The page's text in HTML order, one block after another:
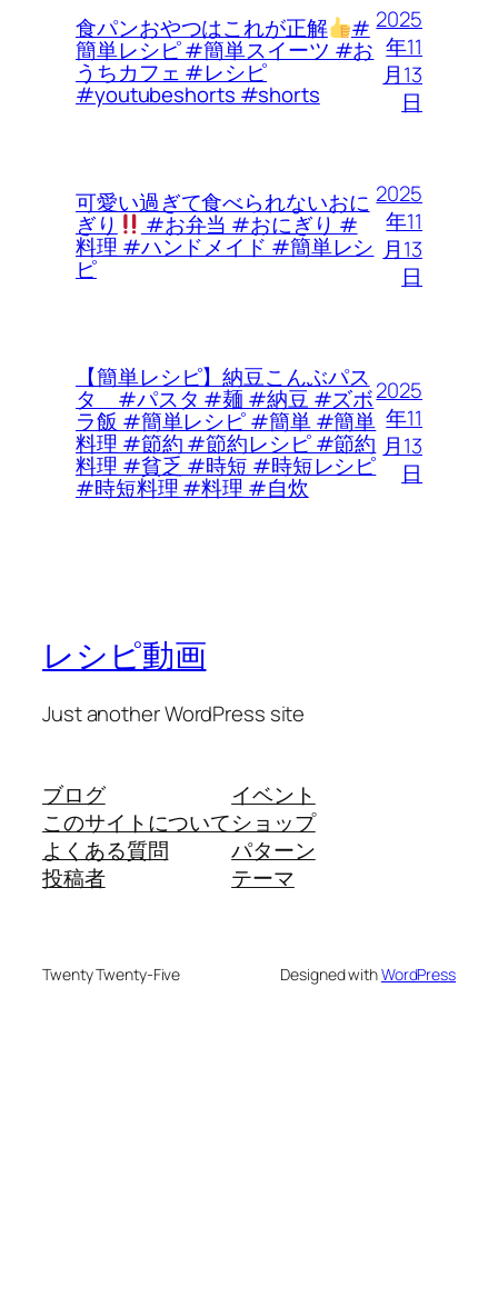
食パンおやつはこれが正解 #
簡単レシピ #簡単スイーツ #お
うちカフェ #レシピ
#youtubeshorts #shorts
2025
年11
月13
日
可愛い過ぎて食べられないおに
ぎり #お弁当 #おにぎり #
料理 #ハンドメイド #簡単レシ
ピ
2025
年11
月13
日
【簡単レシピ】納豆こんぶパス
タ #パスタ #麺 #納豆 #ズボ
ラ飯 #簡単レシピ #簡単 #簡単
料理 #節約 #節約レシピ #節約
料理 #貧乏 #時短 #時短レシピ
#時短料理 #料理 #自炊
2025
年11
月13
日
レシピ動画
Just another WordPress site
ブログ
このサイトについて
よくある質問
投稿者
イベント
ショップ
パターン
テーマ
Twenty Twenty-Five Designed withWordPress